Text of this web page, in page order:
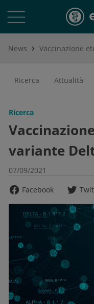
News Vaccinazione
Ricerca Attualità
Ricerca
variante
07/09/2021
Facebook